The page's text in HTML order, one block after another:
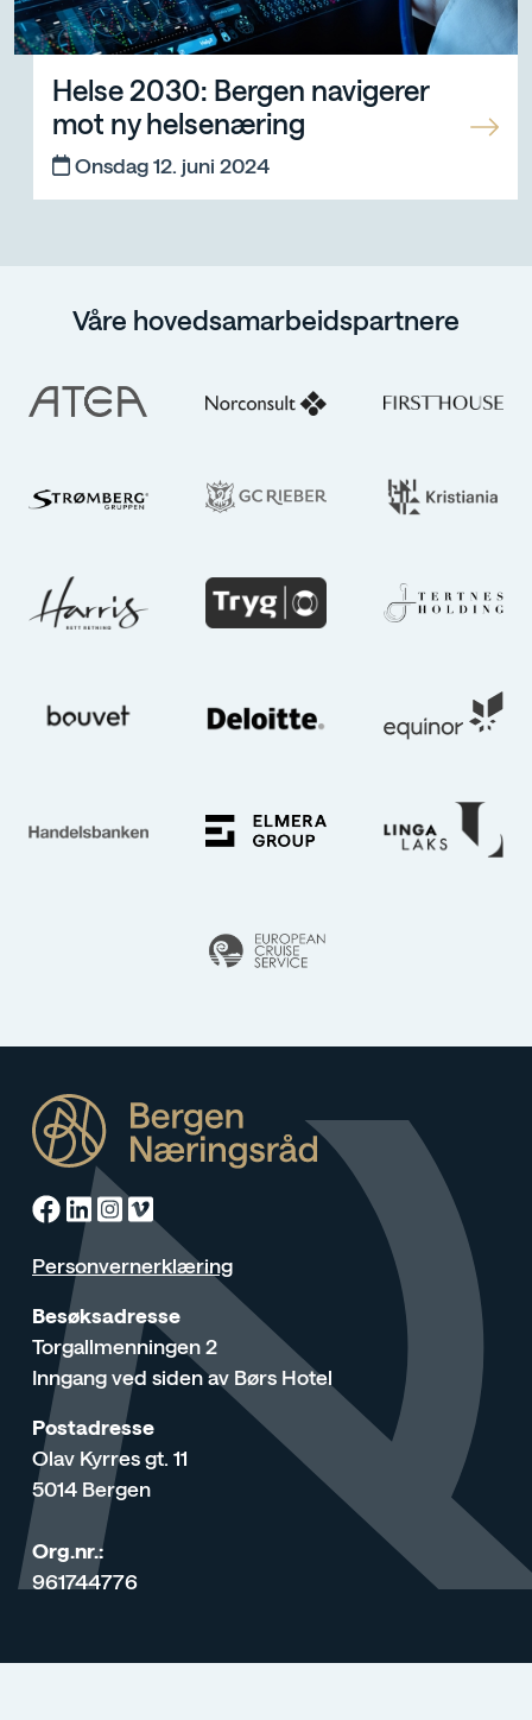
Helse 2030: Bergen navigerer
mot ny helsenæring
Onsdag 12. juni 2024
Våre hovedsamarbeidspartnere
Facebook
Linkedin
Instagram
Vimeo
Personvernerklæring
Besøksadresse
Torgallmenningen 2
Inngang ved siden av Børs Hotel
Postadresse
Olav Kyrres gt. 11
5014 Bergen
Org.nr.:
961744776